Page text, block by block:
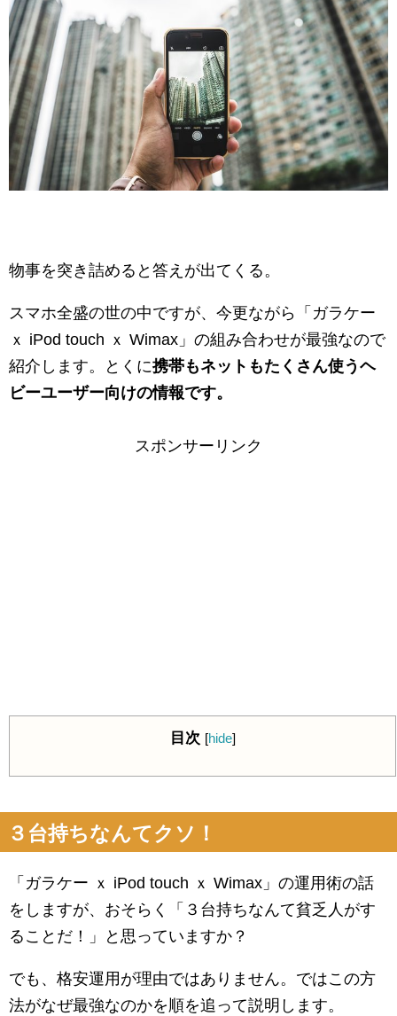
物事を突き詰めると答えが出てくる。
スマホ全盛の世の中ですが、今更ながら「ガラケー
ｘ iPod touch ｘ Wimax」の組み合わせが最強なので
紹介します。とくに携帯もネットもたくさん使うヘ
ビーユーザー向けの情報です。
スポンサーリンク
目次 [hide]
３台持ちなんてクソ！
「ガラケー ｘ iPod touch ｘ Wimax」の運用術の話
をしますが、おそらく「３台持ちなんて貧乏人がす
ることだ！」と思っていますか？
でも、格安運用が理由ではありません。ではこの方
法がなぜ最強なのかを順を追って説明します。